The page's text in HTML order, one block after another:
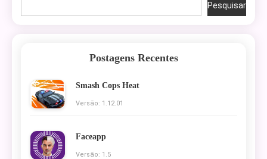
Pesquisar
Postagens Recentes
Smash Cops Heat
Versão: 1.12.01
Faceapp
Versão: 1.5